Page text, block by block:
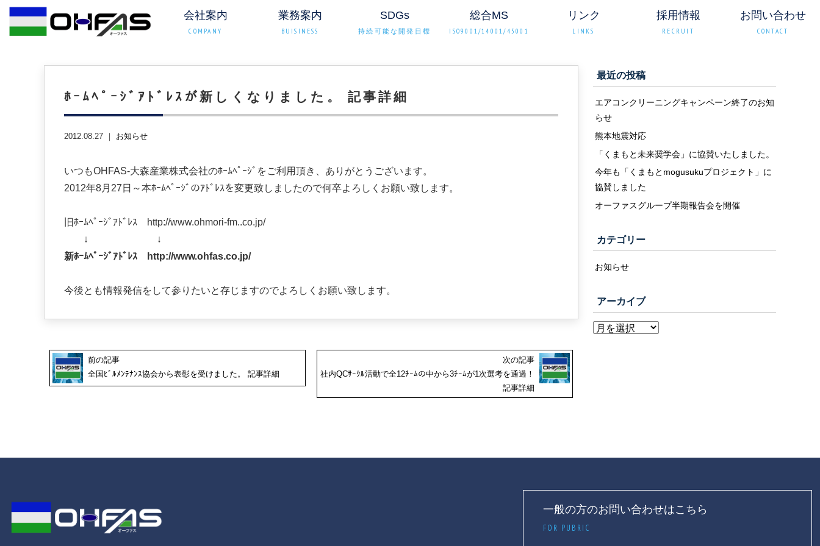
会社案内
COMPANY
業務案内
BUISINESS
SDGs
持続可能な開発目標
総合MS
ISO9001/14001/45001
リンク
LINKS
採用情報
RECRUIT
お問い合わせ
CONTACT
ﾎｰﾑﾍﾟｰｼﾞｱﾄﾞﾚｽが新しくなりました。 記事詳細
2012.08.27 ｜ お知らせ
いつもOHFAS-大森産業株式会社のﾎｰﾑﾍﾟｰｼﾞをご利用頂き、ありがとうございます。
2012年8月27日～本ﾎｰﾑﾍﾟｰｼﾞのｱﾄﾞﾚｽを変更致しましたので何卒よろしくお願い致します。
旧ﾎｰﾑﾍﾟｰｼﾞｱﾄﾞﾚｽ http://www.ohmori-fm..co.jp/
↓ ↓
新ﾎｰﾑﾍﾟｰｼﾞｱﾄﾞﾚｽ http://www.ohfas.co.jp/
今後とも情報発信をして参りたいと存じますのでよろしくお願い致します。
前の記事
全国ﾋﾞﾙﾒﾝﾃﾅﾝｽ協会から表彰を受けました。 記事詳細
次の記事
社内QCｻｰｸﾙ活動で全12ﾁｰﾑの中から3ﾁｰﾑが1次選考を通過！
記事詳細
最近の投稿
エアコンクリーニングキャンペーン終了のお知
らせ
熊本地震対応
「くまもと未来奨学会」に協賛いたしました。
今年も「くまもとmogusukuプロジェクト」に
協賛しました
オーファスグループ半期報告会を開催
カテゴリー
お知らせ
アーカイブ
一般の方のお問い合わせはこちら
FOR PUBRIC